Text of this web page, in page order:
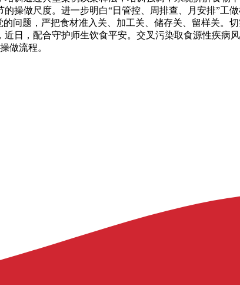
操做尺度。进一步明白“日管控、周排查、月安排”工
问题，严把食材准入关、加工关、储存关、留样关。
日，配合守护师生饮食平安。交叉污染取食源性疾病
做流程。